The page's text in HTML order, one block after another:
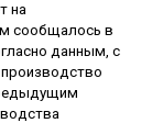
на
сообщалось в
данным, с